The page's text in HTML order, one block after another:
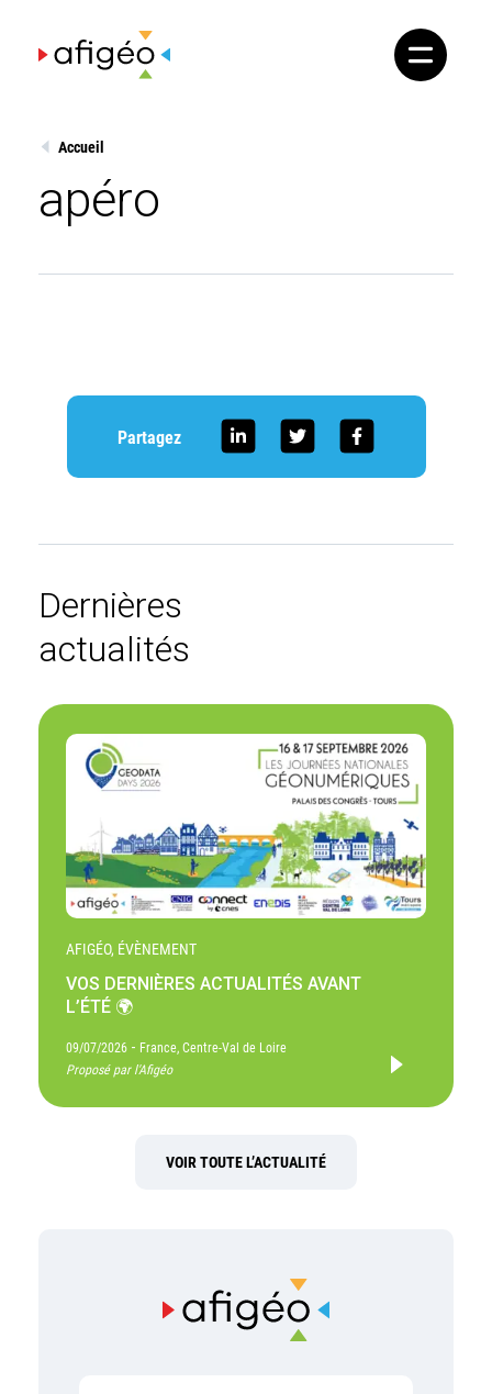
content
Accueil
apéro
Partagez
Dernières
actualités
AFIGÉO, ÉVÈNEMENT
VOS DERNIÈRES ACTUALITÉS AVANT
L’ÉTÉ 🌍
09/07/2026 - France, Centre-Val de Loire
Proposé par l'Afigéo
VOIR TOUTE L’ACTUALITÉ